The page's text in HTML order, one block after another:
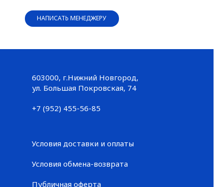
НАПИСАТЬ МЕНЕДЖЕРУ
Большая Покровская, 74
+7 (952) 455-56-85
603000, г.Нижний Новгород,
ул. Большая Покровская, 74
+7 (952) 455-56-85
Условия доставки и оплаты
Условия обмена-возврата
Публичная оферта